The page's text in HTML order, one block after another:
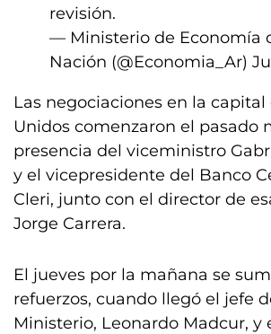
revisión.
— Ministerio de Economía
Nación (@Economia_Ar)
Las negociaciones en la capital
Unidos comenzaron el pasado
presencia del viceministro
y el vicepresidente del Banco
Cleri, junto con el director de
Jorge Carrera.
El jueves por la mañana se
refuerzos, cuando llegó el jefe
Ministerio, Leonardo Madcur, y